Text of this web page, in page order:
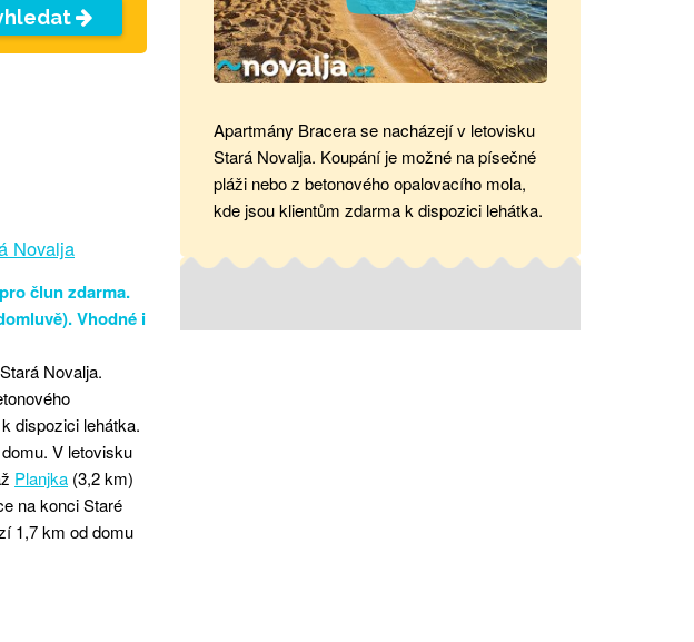
Novalja
člun zdarma.
Vhodné i
Novalja.
dispozici lehátka.
V letovisku
Planjka (3,2 km)
na konci Staré
1,7 km od domu
Apartmány Bracera se nacházejí v letovisku
Stará Novalja. Koupání je možné na písečné
pláži nebo z betonového opalovacího mola,
kde jsou klientům zdarma k dispozici lehátka.